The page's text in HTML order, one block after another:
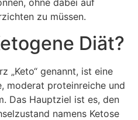
ohne dabei auf
zu müssen.
Diät?
„Keto“ genannt, ist eine
moderat proteinreiche und
Das Hauptziel ist es, den
namens Ketose